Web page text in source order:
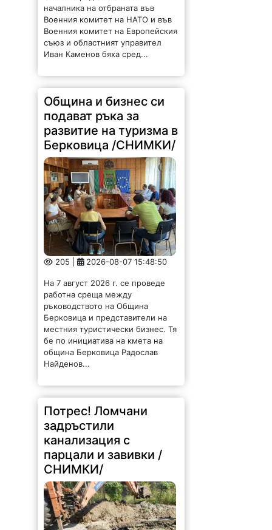
началника на отбраната във
Военния комитет на НАТО и във
Военния комитет на Европейския
съюз и областният управител
Иван Каменов бяха сред...
Община и бизнес си
подават ръка за
развитие на туризма в
Берковица /СНИМКИ/
205 | 2026-08-07 15:48:50
На 7 август 2026 г. се проведе
работна среща между
ръководството на Община
Берковица и представители на
местния туристически бизнес. Тя
бе по инициатива на кмета на
община Берковица Радослав
Найденов...
Потрес! Ломчани
задръстили
канализация с
парцали и завивки /
СНИМКИ/